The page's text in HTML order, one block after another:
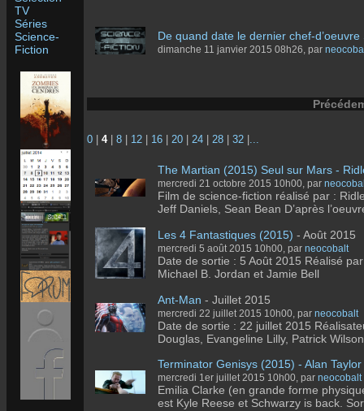
TV
Séries
Science-
Fiction
De quand date le dernier chef-d’oeuvre
dimanche 11 janvier 2015 08h26, par
0 4| 8 12 16 20 24 28 32
The Martian (2015) Seul sur Mars -
mercredi 21 octobre 2015 10h00, par
Film de science-fiction réalisé par :
Jeff Daniels, Sean Bean D’après
Les 4 Fantastiques (2015) - Août 2015
mercredi 5 août 2015 10h00, par neocobalt
Date de sortie : 5 Août 2015 Réalisé
Michael B. Jordan et Jamie Bell
Ant-Man - Juillet 2015
mercredi 22 juillet 2015 10h00, par neocobalt
Date de sortie : 22 juillet 2015
Douglas, Evangeline Lilly, Patrick
Terminator Genisys (2015) - Alan Taylor
mercredi 1er juillet 2015 10h00, par neocobalt
Emilia Clarke (en grande forme
est Kyle Reese et Schwarzy is back.